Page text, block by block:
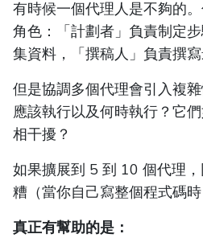
有時候一個代理人是不夠的
角色：「計劃者」負責制定
集資料，「撰稿人」負責撰寫
但是協調多個代理會引入複
應該執行以及何時執行？它
相干擾？
如果擴展到 5 到 10 個代理
糟（當你自己寫整個程式碼時
真正有幫助的是：